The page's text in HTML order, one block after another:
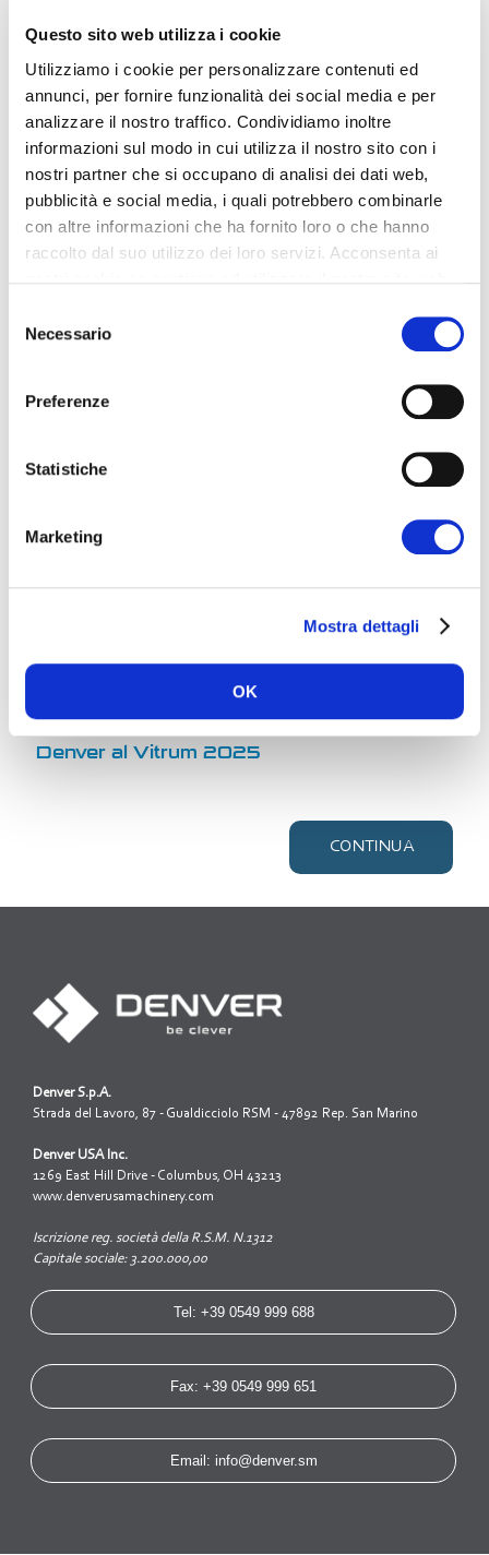
Questo sito web utilizza i cookie
Utilizziamo i cookie per personalizzare contenuti ed
annunci, per fornire funzionalità dei social media e per
analizzare il nostro traffico. Condividiamo inoltre
informazioni sul modo in cui utilizza il nostro sito con i
nostri partner che si occupano di analisi dei dati web,
pubblicità e social media, i quali potrebbero combinarle
con altre informazioni che ha fornito loro o che hanno
raccolto dal suo utilizzo dei loro servizi. Acconsenta ai
delNecessario
Preferenze
Statistiche
Marketing
Mostra dettagli
OK
Denver al Marmomac 2025
CONTINUA
Denver al Vitrum 2025
CONTINUA
Denver S.p.A.
Strada del Lavoro, 87 - Gualdicciolo RSM - 47892 Rep. San Marino
Denver USA Inc.
1269 East Hill Drive - Columbus, OH 43213
www.denverusamachinery.com
Iscrizione reg. società della R.S.M. N.1312
Capitale sociale: 3.200.000,00
Tel: +39 0549 999 688
Fax: +39 0549 999 651
Email: info@denver.sm